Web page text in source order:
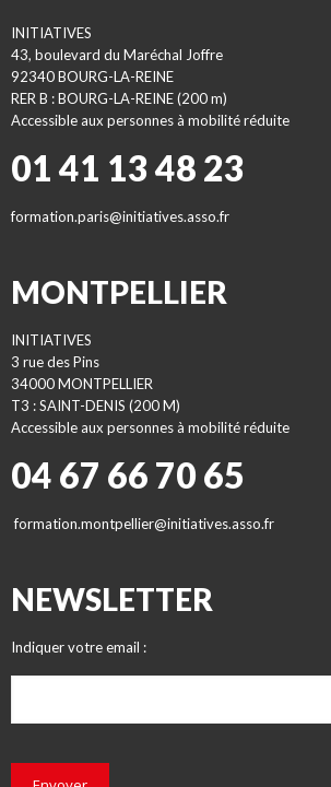
INITIATIVES
43, boulevard du Maréchal Joffre
92340 BOURG-LA-REINE
RER B : BOURG-LA-REINE (200 m)
Accessible aux personnes à mobilité réduite
01 41 13 48 23
formation.paris@initiatives.asso.fr
MONTPELLIER
INITIATIVES
3 rue des Pins
34000 MONTPELLIER
T3 : SAINT-DENIS (200 M)
Accessible aux personnes à mobilité réduite
04 67 66 70 65
formation.montpellier@initiatives.asso.fr
NEWSLETTER
Indiquer votre email :